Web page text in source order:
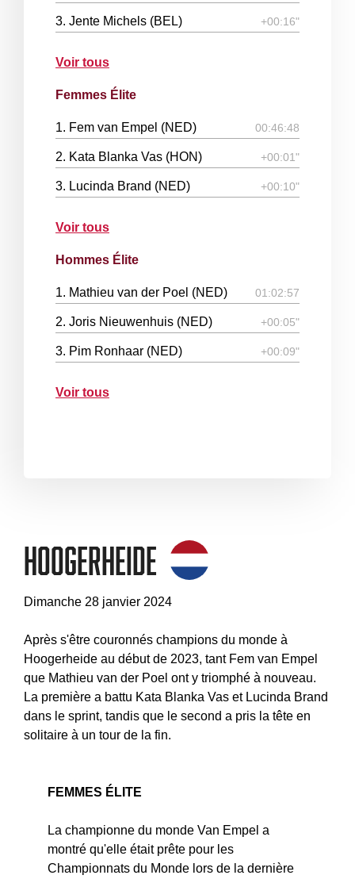
Hoogerheide
Dimanche 28 janvier 2024
Après s'être couronnés champions du monde à
Hoogerheide au début de 2023, tant Fem van Empel
que Mathieu van der Poel ont y triomphé à nouveau.
La première a battu Kata Blanka Vas et Lucinda Brand
dans le sprint, tandis que le second a pris la tête en
solitaire à un tour de la fin.
FEMMES ÉLITE
La championne du monde Van Empel a
montré qu'elle était prête pour les
Championnats du Monde lors de la dernière
3. Jente Michels (BEL) +00:16"
Voir tous
Femmes Élite
1. Fem van Empel (NED) 00:46:48
2. Kata Blanka Vas (HON) +00:01"
3. Lucinda Brand (NED) +00:10"
Voir tous
Hommes Élite
1. Mathieu van der Poel (NED) 01:02:57
2. Joris Nieuwenhuis (NED) +00:05"
3. Pim Ronhaar (NED) +00:09"
Voir tous